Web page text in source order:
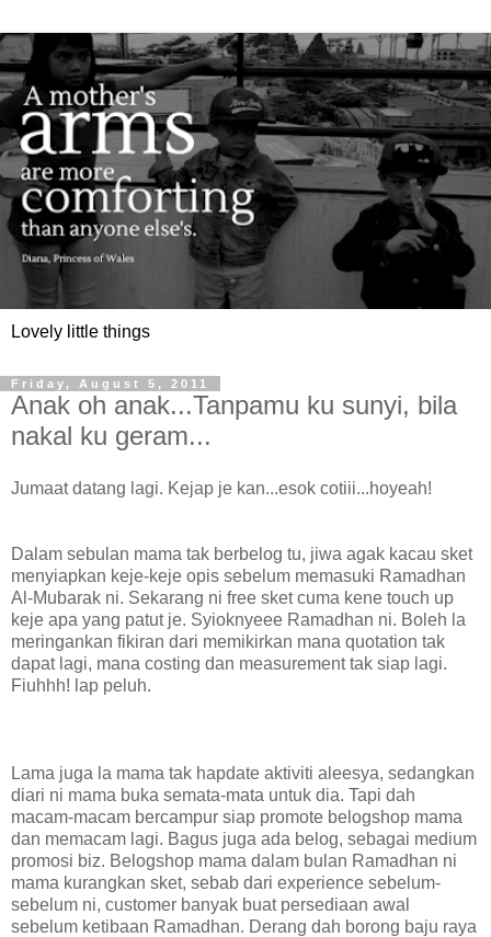
Lovely little things
Friday, August 5, 2011
Anak oh anak...Tanpamu ku sunyi, bila
nakal ku geram...
Jumaat datang lagi. Kejap je kan...esok cotiii...hoyeah!
Dalam sebulan mama tak berbelog tu, jiwa agak kacau sket
menyiapkan keje-keje opis sebelum memasuki Ramadhan
Al-Mubarak ni. Sekarang ni free sket cuma kene touch up
keje apa yang patut je. Syioknyeee Ramadhan ni. Boleh la
meringankan fikiran dari memikirkan mana quotation tak
dapat lagi, mana costing dan measurement tak siap lagi.
Fiuhhh! lap peluh.
Lama juga la mama tak hapdate aktiviti aleesya, sedangkan
diari ni mama buka semata-mata untuk dia. Tapi dah
macam-macam bercampur siap promote belogshop mama
dan memacam lagi. Bagus juga ada belog, sebagai medium
promosi biz. Belogshop mama dalam bulan Ramadhan ni
mama kurangkan sket, sebab dari experience sebelum-
sebelum ni, customer banyak buat persediaan awal
sebelum ketibaan Ramadhan. Derang dah borong baju raya